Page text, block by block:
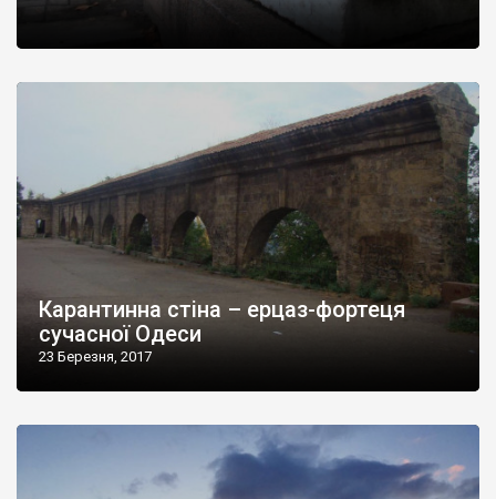
Карантинна стіна – ерцаз-фортеця
сучасної Одеси
23 Березня, 2017